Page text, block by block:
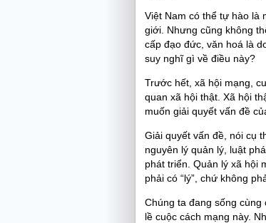
Việt Nam có thể tự hào là
giới. Nhưng cũng không
cấp đạo đức, văn hoá là
suy nghĩ gì về điều này?
Trước hết, xã hội mạng,
quan xã hội thật. Xã hội
muốn giải quyết vấn đề
Giải quyết vấn đề, nói cụ
nguyên lý quản lý, luật
phát triển. Quản lý xã hội
phải có “lý”, chứ không
Chúng ta đang sống
lề cuộc cách mạng này.